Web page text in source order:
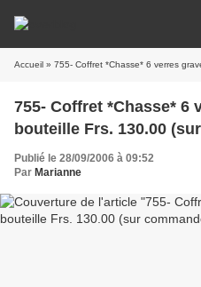
Accueil » 755- Coffret *Chasse* 6 verres
755- Coffret *Chasse* 6 verres gravés avec
Publié le 28/09/2006 à 09:52
Par Marianne